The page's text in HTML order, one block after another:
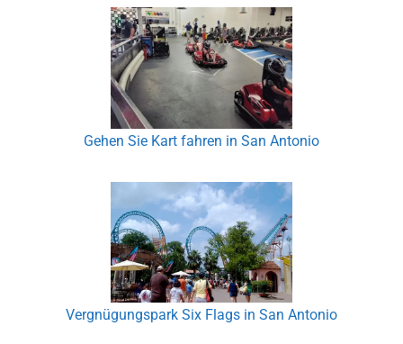
Gehen Sie Kart fahren in San Antonio
Vergnügungspark Six Flags in San Antonio